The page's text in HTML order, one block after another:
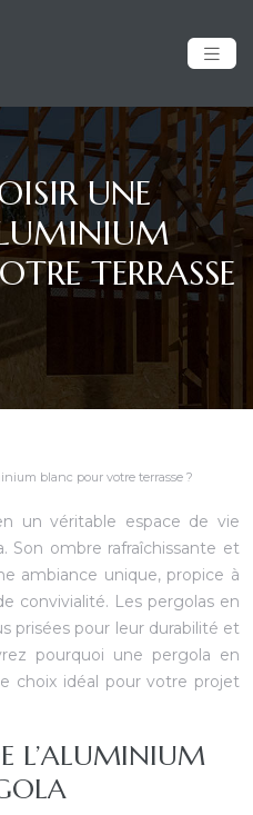
UNE
TERRASSE
blanc pour votre terrasse ?
un véritable espace de vie
Son ombre rafraîchissante et
ambiance unique, propice à
convivialité. Les pergolas en
prisées pour leur durabilité et
pourquoi une pergola en
choix idéal pour votre projet
L’ALUMINIUM